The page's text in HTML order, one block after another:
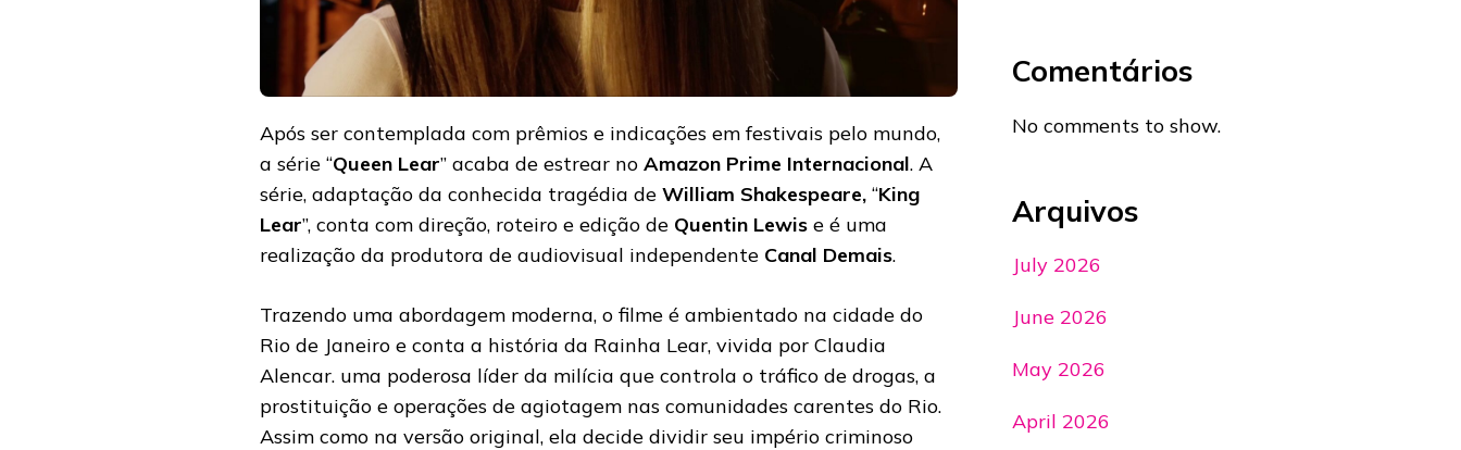
Após ser contemplada com prêmios e indicações em festivais pelo mundo,
a série “Queen Lear” acaba de estrear no Amazon Prime Internacional. A
série, adaptação da conhecida tragédia de William Shakespeare, “King
Lear”, conta com direção, roteiro e edição de Quentin Lewis e é uma
realização da produtora de audiovisual independente Canal Demais.
Trazendo uma abordagem moderna, o filme é ambientado na cidade do
Rio de Janeiro e conta a história da Rainha Lear, vivida por Claudia
Alencar. uma poderosa líder da milícia que controla o tráfico de drogas, a
prostituição e operações de agiotagem nas comunidades carentes do Rio.
Assim como na versão original, ela decide dividir seu império criminoso
Comentários
No comments to show.
Arquivos
July 2026
June 2026
May 2026
April 2026